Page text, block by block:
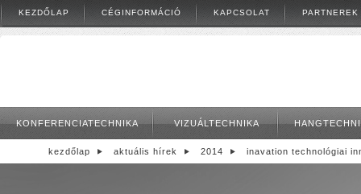
KEZDŐLAP CÉGINFORMÁCIÓ KAPCSOLAT PARTNEREK
KONFERENCIATECHNIKA VIZUÁLTECHNIKA
kezdőlap aktuális hírek 2014 inavation technológiai